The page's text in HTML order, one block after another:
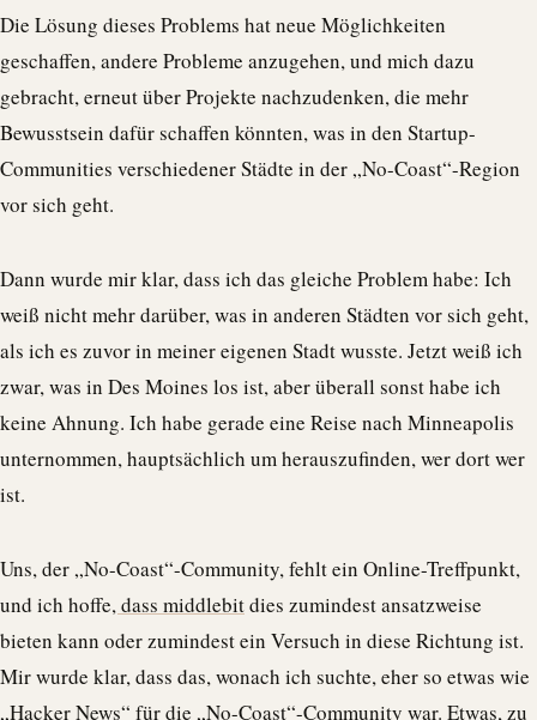
Die Lösung dieses Problems hat neue Möglichkeiten
geschaffen, andere Probleme anzugehen, und mich dazu
gebracht, erneut über Projekte nachzudenken, die mehr
Bewusstsein dafür schaffen könnten, was in den Startup-
Communities verschiedener Städte in der „No-Coast“-Region
vor sich geht.
Dann wurde mir klar, dass ich das gleiche Problem habe: Ich
weiß nicht mehr darüber, was in anderen Städten vor sich geht,
als ich es zuvor in meiner eigenen Stadt wusste. Jetzt weiß ich
zwar, was in Des Moines los ist, aber überall sonst habe ich
keine Ahnung. Ich habe gerade eine Reise nach Minneapolis
unternommen, hauptsächlich um herauszufinden, wer dort wer
ist.
Uns, der „No-Coast“-Community, fehlt ein Online-Treffpunkt,
und ich hoffe, dass middlebitdies zumindest ansatzweise
bieten kann oder zumindest ein Versuch in diese Richtung ist.
Mir wurde klar, dass das, wonach ich suchte, eher so etwas wie
„Hacker News“ für die „No-Coast“-Community war. Etwas, zu